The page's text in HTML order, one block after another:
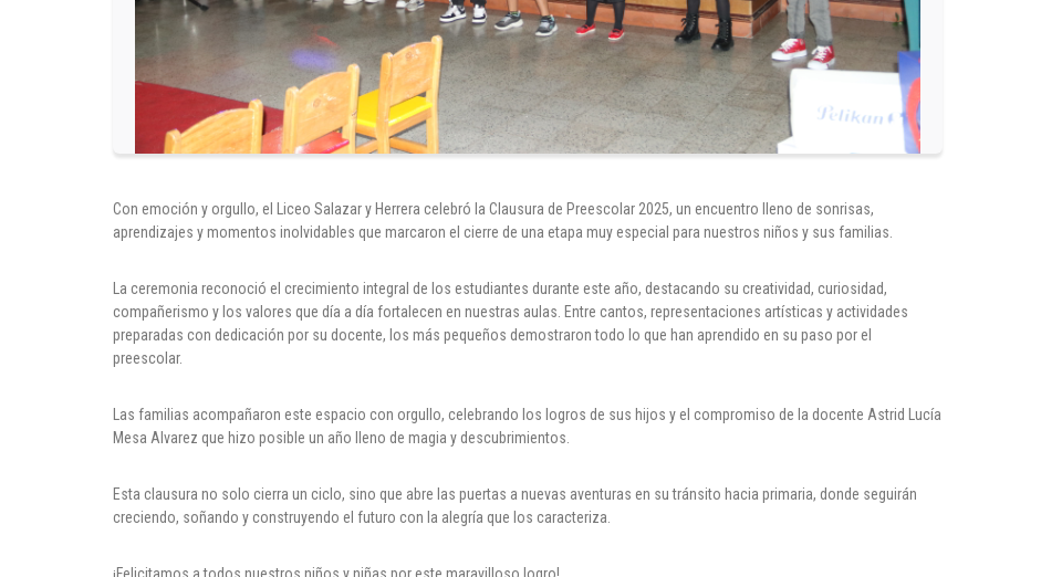
Con emoción y orgullo, el Liceo Salazar y Herrera celebró la Clausura de Preescolar 2025, un encuentro lleno de sonrisas,
aprendizajes y momentos inolvidables que marcaron el cierre de una etapa muy especial para nuestros niños y sus familias.
La ceremonia reconoció el crecimiento integral de los estudiantes durante este año, destacando su creatividad, curiosidad,
compañerismo y los valores que día a día fortalecen en nuestras aulas. Entre cantos, representaciones artísticas y actividades
preparadas con dedicación por su docente, los más pequeños demostraron todo lo que han aprendido en su paso por el
preescolar.
Las familias acompañaron este espacio con orgullo, celebrando los logros de sus hijos y el compromiso de la docente Astrid Lucía
Mesa Alvarez que hizo posible un año lleno de magia y descubrimientos.
Esta clausura no solo cierra un ciclo, sino que abre las puertas a nuevas aventuras en su tránsito hacia primaria, donde seguirán
creciendo, soñando y construyendo el futuro con la alegría que los caracteriza.